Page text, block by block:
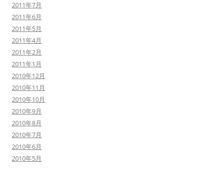
2011年7月
2011年6月
2011年5月
2011年4月
2011年2月
2011年1月
2010年12月
2010年11月
2010年10月
2010年9月
2010年8月
2010年7月
2010年6月
2010年5月